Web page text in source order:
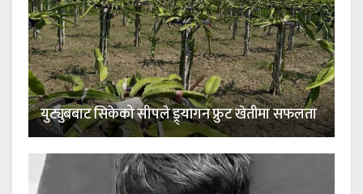
युट्युबबाट सिकेको सीपले ड्र्यागन फ्रुट खेतीमा सफलता